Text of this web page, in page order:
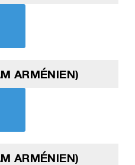
ARMÉNIEN)
ARMÉNIEN)